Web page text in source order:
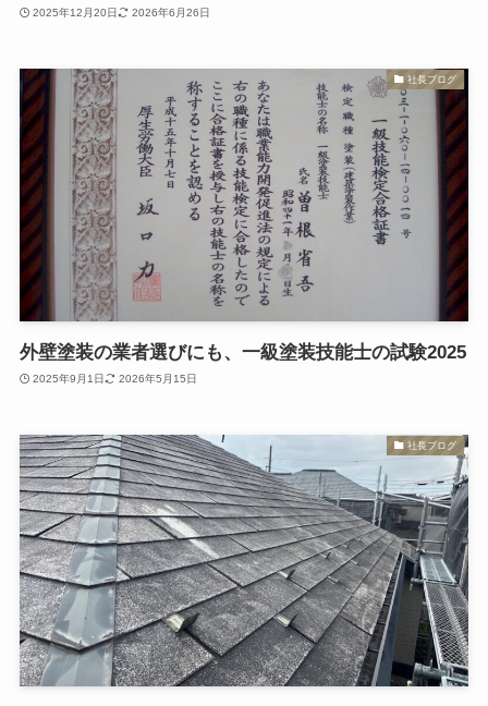
2025年12月20日 2026年6月26日
社長ブログ
外壁塗装の業者選びにも、一級塗装技能士の試験2025
2025年9月1日 2026年5月15日
社長ブログ